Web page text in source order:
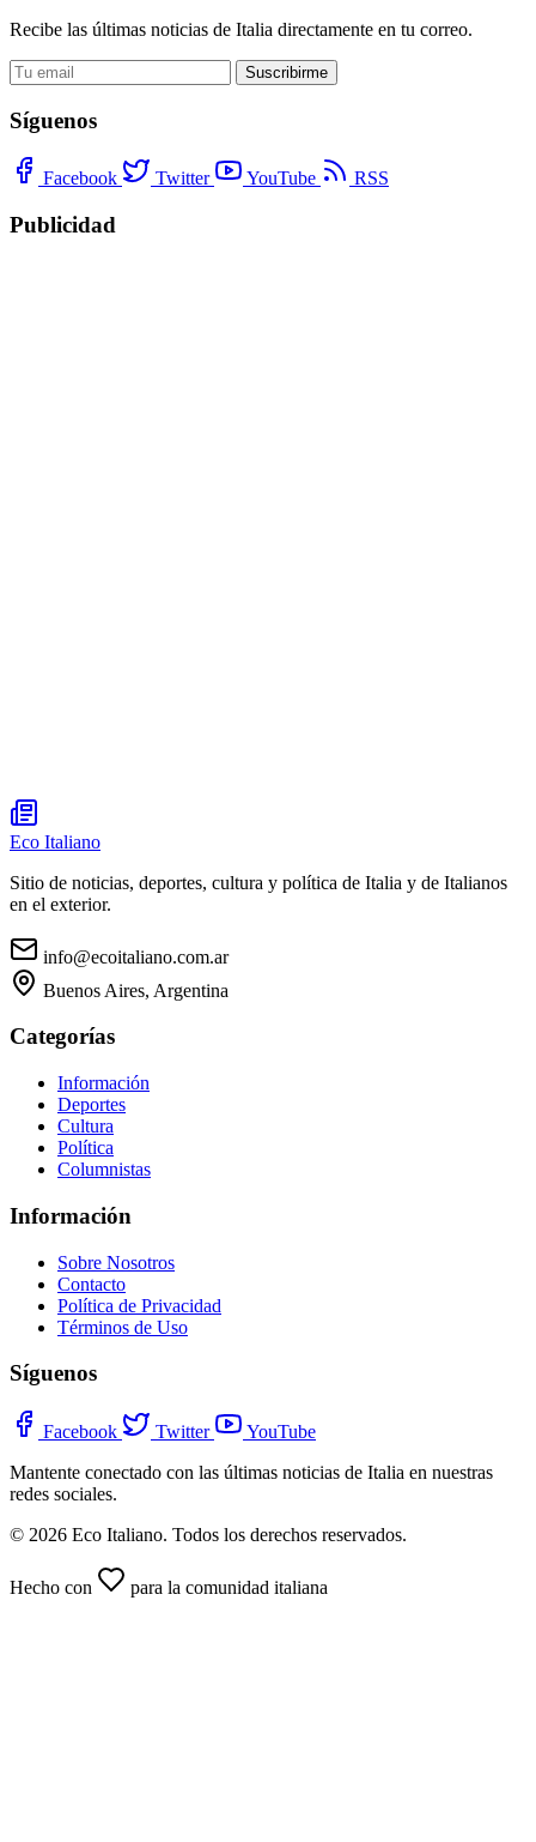
Recibe las últimas noticias de Italia directamente en tu correo.
Suscribirme
Síguenos
Facebook Twitter YouTube RSS
Publicidad
Eco Italiano
Sitio de noticias, deportes, cultura y política de Italia y de Italianos
en el exterior.
info@ecoitaliano.com.ar
Buenos Aires, Argentina
Categorías
Información
Deportes
Cultura
Política
Columnistas
Información
Sobre Nosotros
Contacto
Política de Privacidad
Términos de Uso
Síguenos
Facebook Twitter
YouTube
Mantente conectado con las últimas noticias de Italia en nuestras
redes sociales.
© 2026 Eco Italiano. Todos los derechos reservados.
Hecho con para la comunidad italiana